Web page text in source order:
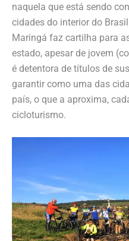
naquela que está sendo
cidades do interior do
Maringá faz cartilha para
estado, apesar de jovem
é detentora de títulos de
garantir como uma das
país, o que a aproxima,
cicloturismo.